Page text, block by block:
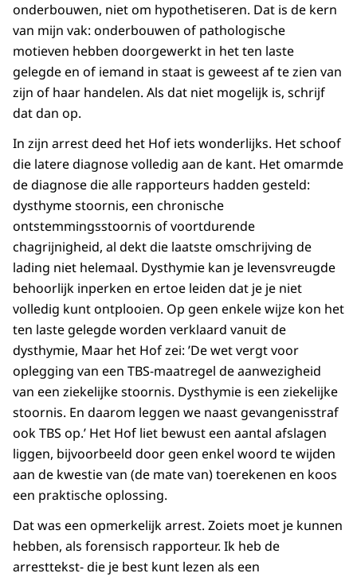
onderbouwen, niet om hypothetiseren. Dat is de kern
van mijn vak: onderbouwen of pathologische
motieven hebben doorgewerkt in het ten laste
gelegde en of iemand in staat is geweest af te zien van
zijn of haar handelen. Als dat niet mogelijk is, schrijf
dat dan op.
In zijn arrest deed het Hof iets wonderlijks. Het schoof
die latere diagnose volledig aan de kant. Het omarmde
de diagnose die alle rapporteurs hadden gesteld:
dysthyme stoornis, een chronische
ontstemmingsstoornis of voortdurende
chagrijnigheid, al dekt die laatste omschrijving de
lading niet helemaal. Dysthymie kan je levensvreugde
behoorlijk inperken en ertoe leiden dat je je niet
volledig kunt ontplooien. Op geen enkele wijze kon het
ten laste gelegde worden verklaard vanuit de
dysthymie, Maar het Hof zei: ’De wet vergt voor
oplegging van een TBS-maatregel de aanwezigheid
van een ziekelijke stoornis. Dysthymie is een ziekelijke
stoornis. En daarom leggen we naast gevangenisstraf
ook TBS op.’ Het Hof liet bewust een aantal afslagen
liggen, bijvoorbeeld door geen enkel woord te wijden
aan de kwestie van (de mate van) toerekenen en koos
een praktische oplossing.
Dat was een opmerkelijk arrest. Zoiets moet je kunnen
hebben, als forensisch rapporteur. Ik heb de
arresttekst- die je best kunt lezen als een